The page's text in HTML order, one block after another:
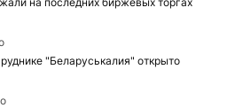
"Беларуськалия" открыто